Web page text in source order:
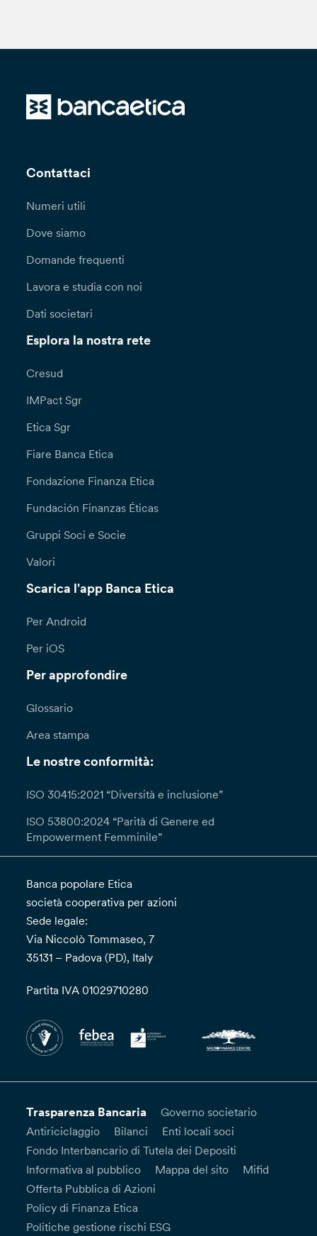
Contattaci
Numeri utili
Dove siamo
Domande frequenti
Lavora e studia con noi
Dati societari
Esplora la nostra rete
Cresud
IMPact Sgr
Etica Sgr
Fiare Banca Etica
Fondazione Finanza Etica
Fundación Finanzas Éticas
Gruppi Soci e Socie
Valori
Scarica l'app Banca Etica
Per Android
Per iOS
Per approfondire
Glossario
Area stampa
Le nostre conformità:
ISO 30415:2021 “Diversità e inclusione”
ISO 53800:2024 “Parità di Genere ed
Empowerment Femminile”
Banca popolare Etica
società cooperativa per azioni
Sede legale:
Via Niccolò Tommaseo, 7
35131 – Padova (PD), Italy
Partita IVA 01029710280
Trasparenza Bancaria
Governo societario
Antiriciclaggio
Bilanci
Enti locali soci
Fondo Interbancario di Tutela dei Depositi
Informativa al pubblico
Mappa del sito
Mifid
Offerta Pubblica di Azioni
Policy di Finanza Etica
Politiche gestione rischi ESG